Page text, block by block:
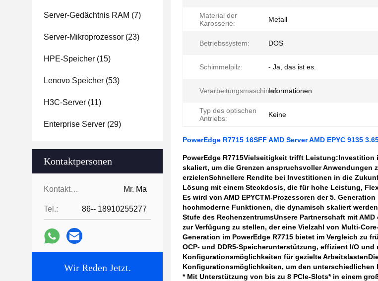
Server-Gedächtnis RAM (7)
Server-Mikroprozessor (23)
HPE-Speicher (15)
Lenovo Speicher (53)
H3C-Server (11)
Enterprise Server (29)
Kontaktpersonen
Kontaktpersonen: Mr. Ma
Tel.: 86-- 18910255277
Wir Reden Jetzt.
Material der
Karosserie:
Metall
Betriebssystem: DOS
Schimmelpilz: - Ja, das ist es.
Verarbeitungsmaschinen:Informationen
Typ des optischen
Antriebs:
Keine
PowerEdge R7715 16SFF AMD Server AMD EPYC 9135
PowerEdge R7715Vielseitigkeit trifft Leistung:Investition
skaliert, um die Grenzen anspruchsvoller
erzielenSchnellere Rendite bei Investitionen in die
Lösung mit einem Steckdosis, die für hohe Leistung,
Es wird von AMD EPYCTM-Prozessoren der 5.
hochmoderne Funktionen, die dynamisch skaliert
Stufe des RechenzentrumsUnsere Partnerschaft mit
zur Verfügung zu stellen, der eine Vielzahl von Multi-
Generation im PowerEdge R7715 bietet im Vergleich zu
OCP- und DDR5-Speicherunterstützung, effizient I/O
Konfigurationsmöglichkeiten für gezielte Arbeitslasten
Konfigurationsmöglichkeiten, um den unterschiedlichen
* Mit Unterstützung von bis zu 8 PCIe-Slots* in einem